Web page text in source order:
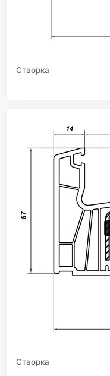
Створка
Створка